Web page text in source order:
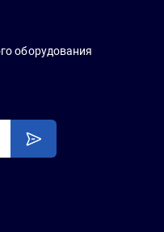
оборудования